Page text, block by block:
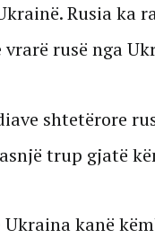
Rusia ka
vrarë rusë nga
shtetërore
trup gjatë
Ukraina kanë